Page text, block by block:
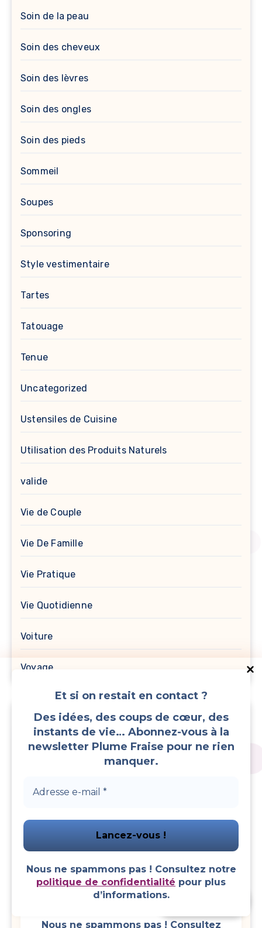
Et si on restait en contact ?
Des idées, des coups de cœur, des
instants de vie… Abonnez-vous à la
newsletter Plume Fraise pour ne rien
manquer.
Nous ne spammons pas ! Consultez notre
politique de confidentialité pour plus
d’informations.
Soin de la peau
Soin des cheveux
Soin des lèvres
Soin des ongles
Soin des pieds
Sommeil
Soupes
Sponsoring
Style vestimentaire
Tartes
Tatouage
Tenue
Uncategorized
Ustensiles de Cuisine
Utilisation des Produits Naturels
valide
Vie de Couple
Vie De Famille
Vie Pratique
Vie Quotidienne
Voiture
Voyage
Et si on restait en contact ?
Des idées, des coups de cœur,
vous à la newsletter Plume
Nous ne spammons pas ! Consultez